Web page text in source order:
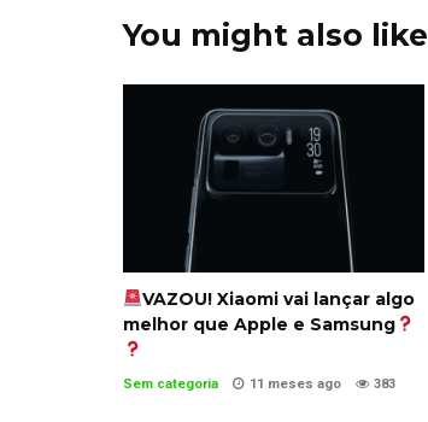
You might also like
VAZOU! Xiaomi vai lançar algo
melhor que Apple e Samsung
Sem categoria 11 meses ago 383